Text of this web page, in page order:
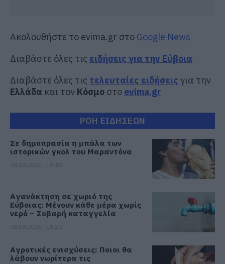
Ακολουθήστε το evima.gr στο Google News
Διαβάστε όλες τις ειδήσεις για την Εύβοια
Διαβάστε όλες τις τελευταίες ειδήσεις για την
Ελλάδα και τον Κόσμο στο evima.gr
ΡΟΗ ΕΙΔΗΣΕΩΝ
Σε δημοπρασία η μπάλα των
ιστορικών γκολ του Μαραντόνα
Αγανάκτηση σε χωριό της
Εύβοιας: Μένουν κάθε μέρα χωρίς
νερό – Σοβαρή καταγγελία
Αγροτικές ενισχύσεις: Ποιοι θα
λάβουν νωρίτερα τις